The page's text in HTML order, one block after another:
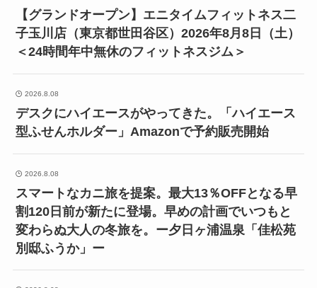
【グランドオープン】エニタイムフィットネス二
子玉川店（東京都世田谷区）2026年8月8日（土）
＜24時間年中無休のフィットネスジム＞
2026.8.08
デスクにハイエースがやってきた。「ハイエース
型ふせんホルダー」Amazonで予約販売開始
2026.8.08
スマートなカニ旅を提案。最大13％OFFとなる早
割120日前が新たに登場。早めの計画でいつもと
変わらぬ大人の冬旅を。ー夕日ヶ浦温泉「佳松苑
別邸ふうか」ー